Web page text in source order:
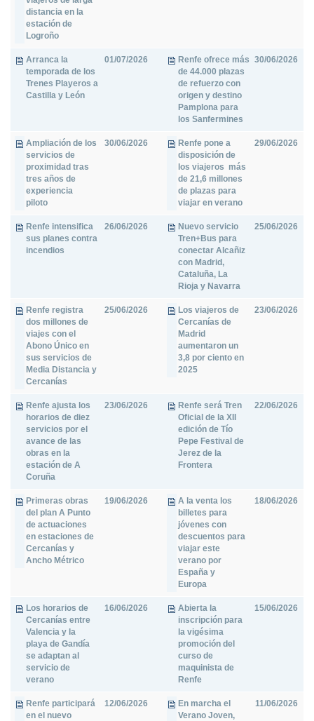
distancia en la
estación de
Logroño
Arranca la
temporada de los
Trenes Playeros a
Castilla y León
01/07/2026
Renfe ofrece más
de 44.000 plazas
de refuerzo con
origen y destino
Pamplona para
los Sanfermines
30/06/2026
Ampliación de los
servicios de
proximidad tras
tres años de
experiencia
piloto
30/06/2026
Renfe pone a
disposición de
los viajeros más
de 21,6 millones
de plazas para
viajar en verano
29/06/2026
Renfe intensifica
sus planes contra
incendios
26/06/2026
Nuevo servicio
Tren+Bus para
conectar Alcañiz
con Madrid,
Cataluña, La
Rioja y Navarra
25/06/2026
Renfe registra
dos millones de
viajes con el
Abono Único en
sus servicios de
Media Distancia y
Cercanías
25/06/2026
Los viajeros de
Cercanías de
Madrid
aumentaron un
3,8 por ciento en
2025
23/06/2026
Renfe ajusta los
horarios de diez
servicios por el
avance de las
obras en la
estación de A
Coruña
23/06/2026
Renfe será Tren
Oficial de la XII
edición de Tío
Pepe Festival de
Jerez de la
Frontera
22/06/2026
Primeras obras
del plan A Punto
de actuaciones
en estaciones de
Cercanías y
Ancho Métrico
19/06/2026
A la venta los
billetes para
jóvenes con
descuentos para
viajar este
verano por
España y
Europa
18/06/2026
Los horarios de
Cercanías entre
Valencia y la
playa de Gandía
se adaptan al
servicio de
verano
16/06/2026
Abierta la
inscripción para
la vigésima
promoción del
curso de
maquinista de
Renfe
15/06/2026
Renfe participará
en el nuevo
12/06/2026
En marcha el
Verano Joven,
11/06/2026